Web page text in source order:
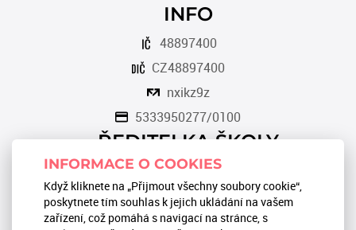
INFO
48897400
CZ48897400
nxikz9z
5333950277/0100
ŘEDITELKA ŠKOLY
Romana Tomková
566 553 124
reditel@zstgmbystrice.cz
INFORMACE O COOKIES
Když kliknete na „Přijmout všechny soubory cookie“,
poskytnete tím souhlas k jejich ukládání na vašem
zařízení, což pomáhá s navigací na stránce, s